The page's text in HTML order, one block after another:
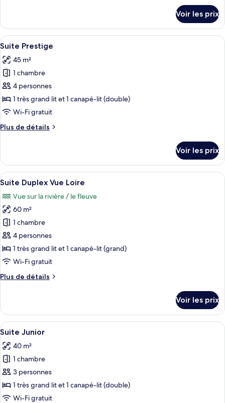
Deluxe
le
type
de
Chambre
Triple
Voir les prix
Afficher
toutes
les
photos
pour
ce
type
chambre :
Une chambre moderne avec un
6
Suite Prestige
45 m²
1 chambre
4 personnes
1 très grand lit et 1 canapé-lit (double)
Wi-Fi gratuit
Plus de détails
Plus
le
type
de
Suite
Prestige
Voir les prix
Afficher
toutes
les
photos
pour
ce
type
de
chambre :
Suite
Loire
Un salon moderne avec un canapé
9
Suite Duplex Vue Loire
Vue sur la rivière / le fleuve
60 m²
1 chambre
4 personnes
1 très grand lit et 1 canapé-lit (grand)
Wi-Fi gratuit
Plus de détails
Plus
le
type
de
Suite
Duplex
Loire
Voir les prix
Afficher
toutes
les
photos
pour
ce
type
Un salon moderne comprenant un
4
Suite Junior
40 m²
1 chambre
3 personnes
1 très grand lit et 1 canapé-lit (double)
Wi-Fi gratuit